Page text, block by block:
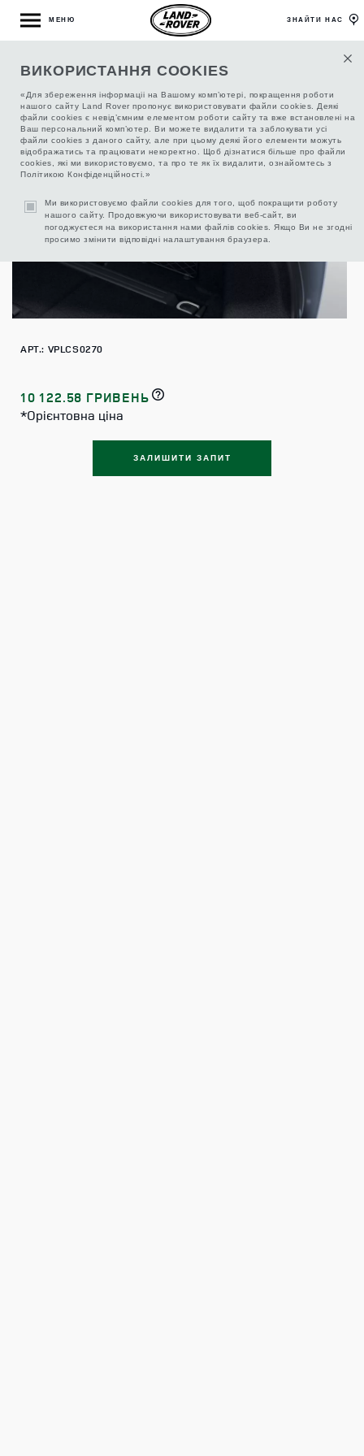
ВИКОРИСТАННЯ COOKIES
«Для збереження інформаціі на Вашому комп’ютері, покращення роботи
нашого сайту Land Rover пропонує використовувати файли cookies. Деякі
файли cookies є невід’ємним елементом роботи сайту та вже встановлені на
Ваш персональний комп’ютер. Ви можете видалити та заблокувати усі
файли cookies з даного сайту, але при цьому деякі його елементи можуть
відображатись та працювати некоректно. Щоб дізнатися більше про файли
cookies, які ми використовуємо, та про те як їх видалити, ознайомтесь з
Політикою Конфіденційності.»
Ми використовуємо файли cookies для того, щоб покращити роботу
нашого сайту. Продовжуючи використовувати веб-сайт, ви
погоджуєтеся на використання нами файлів cookies. Якщо Ви не згодні
просимо змінити відповідні налаштування браузера.
МЕНЮ ЗНАЙТИ НАС
СІТКА БАГАЖНОГО ВІДДІЛЕННЯ БІЧНА
АРТ.: VPLCS0270
10 122.58 ГРИВЕНЬ
*Орієнтовна ціна
ЗАЛИШИТИ ЗАПИТ